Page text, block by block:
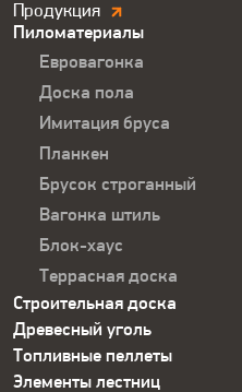
Продукция.
Футер
Продукция
Пиломатериалы
Евровагонка
Доска пола
Имитация бруса
Планкен
Брусок строганный
Вагонка штиль
Блок-хаус
Террасная доска
Строительная доска
Древесный уголь
Топливные пеллеты
Элементы лестниц